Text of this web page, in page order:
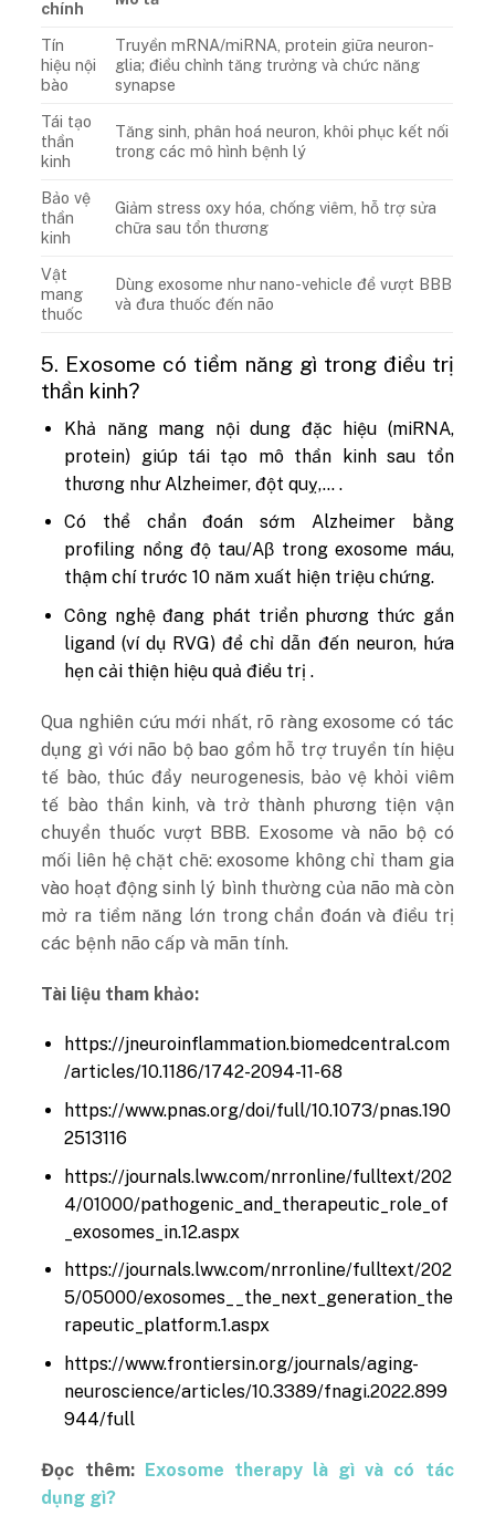
chính
Tín
hiệu nội
bào
Truyền mRNA/miRNA, protein giữa neuron-
glia; điều chỉnh tăng trưởng và chức năng
synapse
Tái tạo
thần
kinh
Tăng sinh, phân hoá neuron, khôi phục kết nối
trong các mô hình bệnh lý
Bảo vệ
thần
kinh
Giảm stress oxy hóa, chống viêm, hỗ trợ sửa
chữa sau tổn thương
Vật
mang
thuốc
Dùng exosome như nano-vehicle để vượt BBB
và đưa thuốc đến não
5. Exosome có tiềm năng gì trong điều trị
thần kinh?
Khả năng mang nội dung đặc hiệu (miRNA,
protein) giúp tái tạo mô thần kinh sau tổn
thương như Alzheimer, đột quỵ,… .
Có thể chẩn đoán sớm Alzheimer bằng
profiling nồng độ tau/Aβ trong exosome máu,
thậm chí trước 10 năm xuất hiện triệu chứng.
Công nghệ đang phát triển phương thức gắn
ligand (ví dụ RVG) để chỉ dẫn đến neuron, hứa
hẹn cải thiện hiệu quả điều trị .
Qua nghiên cứu mới nhất, rõ ràng exosome có tác
dụng gì với não bộ bao gồm hỗ trợ truyền tín hiệu
tế bào, thúc đẩy neurogenesis, bảo vệ khỏi viêm
tế bào thần kinh, và trở thành phương tiện vận
chuyển thuốc vượt BBB. Exosome và não bộ có
mối liên hệ chặt chẽ: exosome không chỉ tham gia
vào hoạt động sinh lý bình thường của não mà còn
mở ra tiềm năng lớn trong chẩn đoán và điều trị
các bệnh não cấp và mãn tính.
Tài liệu tham khảo:
https://jneuroinflammation.biomedcentral.com
/articles/10.1186/1742-2094-11-68
https://www.pnas.org/doi/full/10.1073/pnas.190
2513116
https://journals.lww.com/nrronline/fulltext/202
4/01000/pathogenic_and_therapeutic_role_of
_exosomes_in.12.aspx
https://journals.lww.com/nrronline/fulltext/202
5/05000/exosomes__the_next_generation_the
rapeutic_platform.1.aspx
https://www.frontiersin.org/journals/aging-
neuroscience/articles/10.3389/fnagi.2022.899
944/full
Đọc thêm: Exosome therapy là gì và có tác
dụng gì?